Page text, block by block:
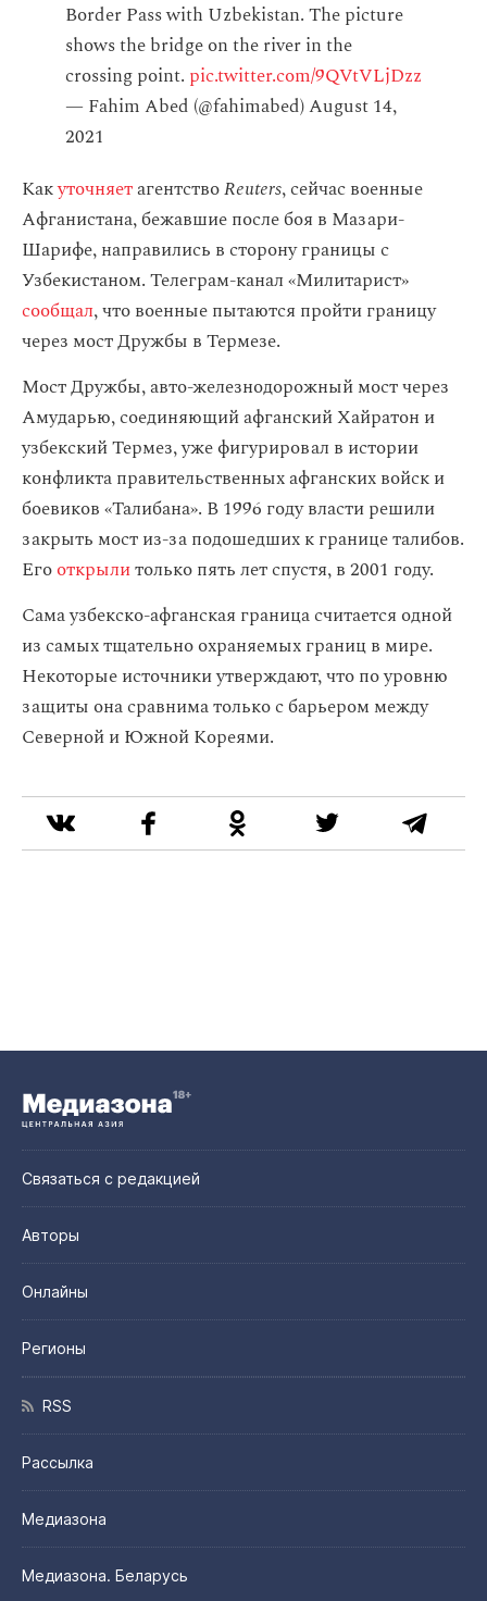
Border Pass with Uzbekistan. The picture
shows the bridge on the river in the
crossing point. pic.twitter.com/9QVtVLjDzz
— Fahim Abed (@fahimabed)August 14,
2021
КакуточняетагентствоReuters, сейчас военные
Афганистана, бежавшие после боя в Мазари-
Шарифе, направились в сторону границы с
Узбекистаном. Телеграм-канал «Милитарист»
сообщал, что военные пытаются пройти границу
через мост Дружбы в Термезе.
Мост Дружбы, авто-железнодорожный мост через
Амударью, соединяющий афганский Хайратон и
узбекский Термез, уже фигурировал в истории
конфликта правительственных афганских войск и
боевиков «Талибана». В 1996 году власти решили
закрыть мост из-за подошедших к границе талибов.
Егооткрылитолько пять лет спустя, в 2001 году.
Сама узбекско-афганская граница считается одной
из самых тщательно охраняемых границ в мире.
Некоторые источники утверждают, что по уровню
защиты она сравнима только с барьером между
Северной и Южной Кореями.
Связаться с редакцией
Авторы
Онлайны
Регионы
RSS
Рассылка
Медиазона
Медиазона. Беларусь